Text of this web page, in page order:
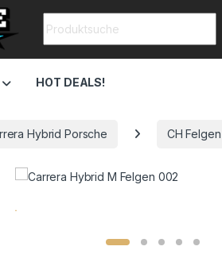
HOT DEALS!
Hybrid Porsche CH